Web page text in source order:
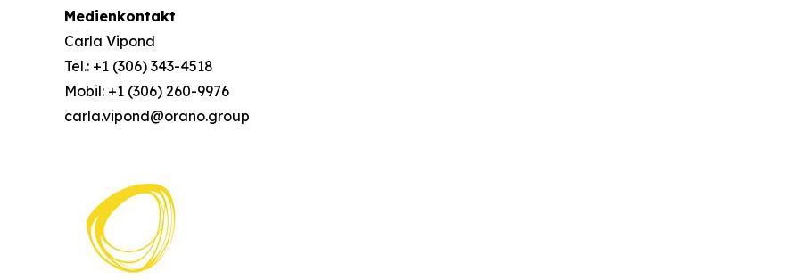
Medienkontakt
Carla Vipond
Tel.: +1 (306) 343-4518
Mobil: +1 (306) 260-9976
carla.vipond@orano.group